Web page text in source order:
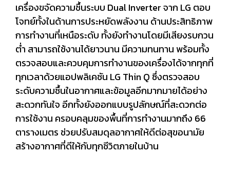
เครื่องขจัดความชื้นระบบ Dual Inverter จาก LG ตอบ
โจทย์ทั้งในด้านการประหยัดพลังงาน ด้านประสิทธิภาพ
การทำงานที่เหนือระดับ ทั้งยังทำงานโดยมีเสียงรบกวน
ต่ำ สามารถใช้งานได้ยาวนาน มีความทนทาน พร้อมทั้ง
ตรวจสอบและควบคุมการทำงานของเครื่องได้จากทุกที่
ทุกเวลาด้วยแอปพลิเคชัน LG Thin Q ซึ่งตรวจสอบ
ระดับความชื้นในอากาศและข้อมูลอีกมากมายได้อย่าง
สะดวกทันใจ อีกทั้งยังออกแบบรูปลักษณ์ที่สะดวกต่อ
การใช้งาน ครอบคลุมของพื้นที่การทำงานมากถึง 66
ตารางเมตร ช่วยปรับสมดุลอากาศให้ดีต่อสุขอนามัย
สร้างอากาศที่ดีให้กับทุกชีวิตภายในบ้าน